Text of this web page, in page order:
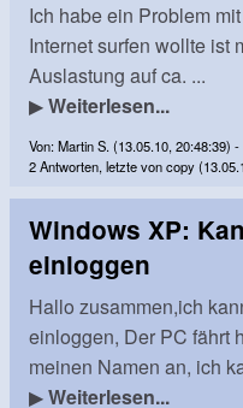
Ich habe ein Problem
Internet surfen wollte ist
Auslastung auf ca. ...
▶Weiterlesen...
Von: Martin S. (13.05.10, 20:48:39)
2 Antworten, letzte von copy
Windows XP:
einloggen
Hallo zusammen,ich
einloggen, Der PC fährt
meinen Namen an, ich
▶Weiterlesen...